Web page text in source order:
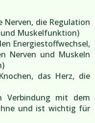
die Regulation
Muskelfunktion)
Energiestoffwechsel,
Nerven und Muskeln
das Herz, die
Verbindung mit dem
und ist wichtig für